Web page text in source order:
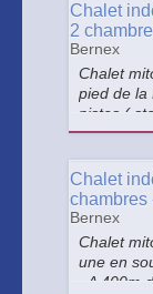
Chalet
2
Bernex
Chalet
pied de la
pistes (
Chalet
chambres
Bernex
Chalet
une en
- A